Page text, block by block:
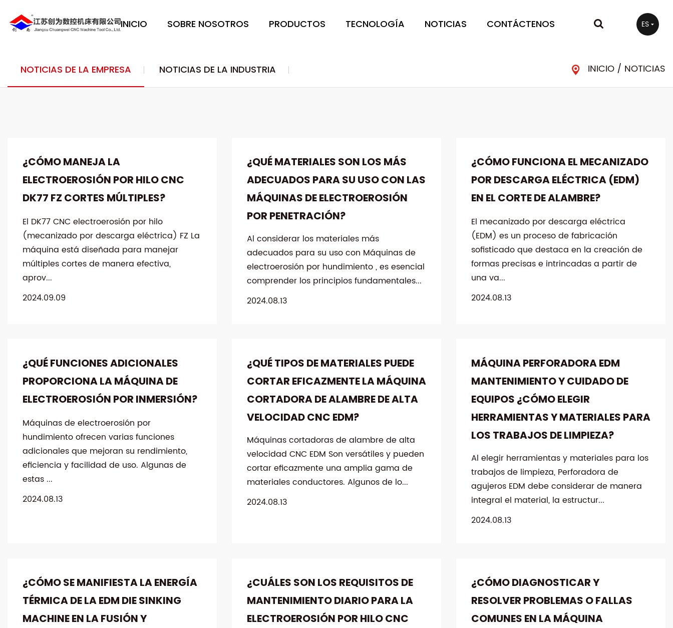
INICIO SOBRE NOSOTROS PRODUCTOS TECNOLOGÍA NOTICIAS CONTÁCTENOS ES
NOTICIAS DE LA EMPRESA NOTICIAS DE LA INDUSTRIA INICIO / NOTICIAS
¿CÓMO MANEJA LA
ELECTROEROSIÓN POR HILO CNC
DK77 FZ CORTES MÚLTIPLES?
El DK77 CNC electroerosión por hilo
(mecanizado por descarga eléctrica) FZ La
máquina está diseñada para manejar
múltiples cortes de manera efectiva,
aprov...
2024.09.09
¿QUÉ MATERIALES SON LOS MÁS
ADECUADOS PARA SU USO CON LAS
MÁQUINAS DE ELECTROEROSIÓN
POR PENETRACIÓN?
Al considerar los materiales más
adecuados para su uso con Máquinas de
electroerosión por hundimiento , es esencial
comprender los principios fundamentales...
2024.08.13
¿CÓMO FUNCIONA EL MECANIZADO
POR DESCARGA ELÉCTRICA (EDM)
EN EL CORTE DE ALAMBRE?
El mecanizado por descarga eléctrica
(EDM) es un proceso de fabricación
sofisticado que destaca en la creación de
formas precisas e intrincadas a partir de
una va...
2024.08.13
¿QUÉ FUNCIONES ADICIONALES
PROPORCIONA LA MÁQUINA DE
ELECTROEROSIÓN POR INMERSIÓN?
Máquinas de electroerosión por
hundimiento ofrecen varias funciones
adicionales que mejoran su rendimiento,
eficiencia y facilidad de uso. Algunas de
estas ...
2024.08.13
¿QUÉ TIPOS DE MATERIALES PUEDE
CORTAR EFICAZMENTE LA MÁQUINA
CORTADORA DE ALAMBRE DE ALTA
VELOCIDAD CNC EDM?
Máquinas cortadoras de alambre de alta
velocidad CNC EDM Son versátiles y pueden
cortar eficazmente una amplia gama de
materiales conductores. Algunos de lo...
2024.08.13
MÁQUINA PERFORADORA EDM
MANTENIMIENTO Y CUIDADO DE
EQUIPOS ¿CÓMO ELEGIR
HERRAMIENTAS Y MATERIALES PARA
LOS TRABAJOS DE LIMPIEZA?
Al elegir herramientas y materiales para los
trabajos de limpieza, Perforadora de
agujeros EDM debe considerar de manera
integral el material, la estructur...
2024.08.13
¿CÓMO SE MANIFIESTA LA ENERGÍA
TÉRMICA DE LA EDM DIE SINKING
MACHINE EN LA FUSIÓN Y
¿CUÁLES SON LOS REQUISITOS DE
MANTENIMIENTO DIARIO PARA LA
ELECTROEROSIÓN POR HILO CNC
¿CÓMO DIAGNOSTICAR Y
RESOLVER PROBLEMAS O FALLAS
COMUNES EN LA MÁQUINA